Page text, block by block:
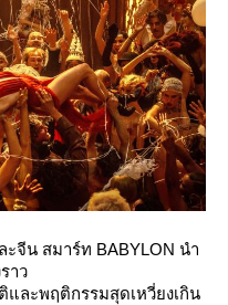
จีน สมาร์ท BABYLON นำ
าว
และพฤติกรรมสุดเหวี่ยงเกิน